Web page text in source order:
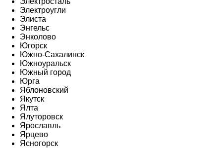
Электроугли
Элиста
Энгельс
Энколово
Югорск
Южно-Сахалинск
Южноуральск
Южный город
Юрга
Яблоновский
Якутск
Ялта
Ялуторовск
Ярославль
Ярцево
Ясногорск